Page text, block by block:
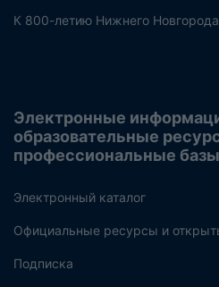
К 800-летию Нижнего Новгорода
Электронные
образовательные
профессиональные
Электронный каталог
Официальные ресурсы и
Подписка